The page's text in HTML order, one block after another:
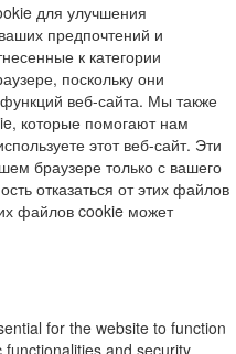
для улучшения
предпочтений и
к категории
поскольку они
веб-сайта. Мы также
которые помогают нам
этот веб-сайт. Эти
браузере только с вашего
отказаться от этих файлов
файлов cookie может
for the website to function
and security